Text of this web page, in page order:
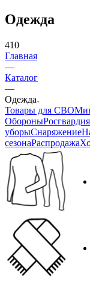
Одежда
410
Главная
—
Каталог
—
Одежда
Товары для СВО
ОбороныРосгвардия
уборыСнаряжение
сезонаРаспродажа